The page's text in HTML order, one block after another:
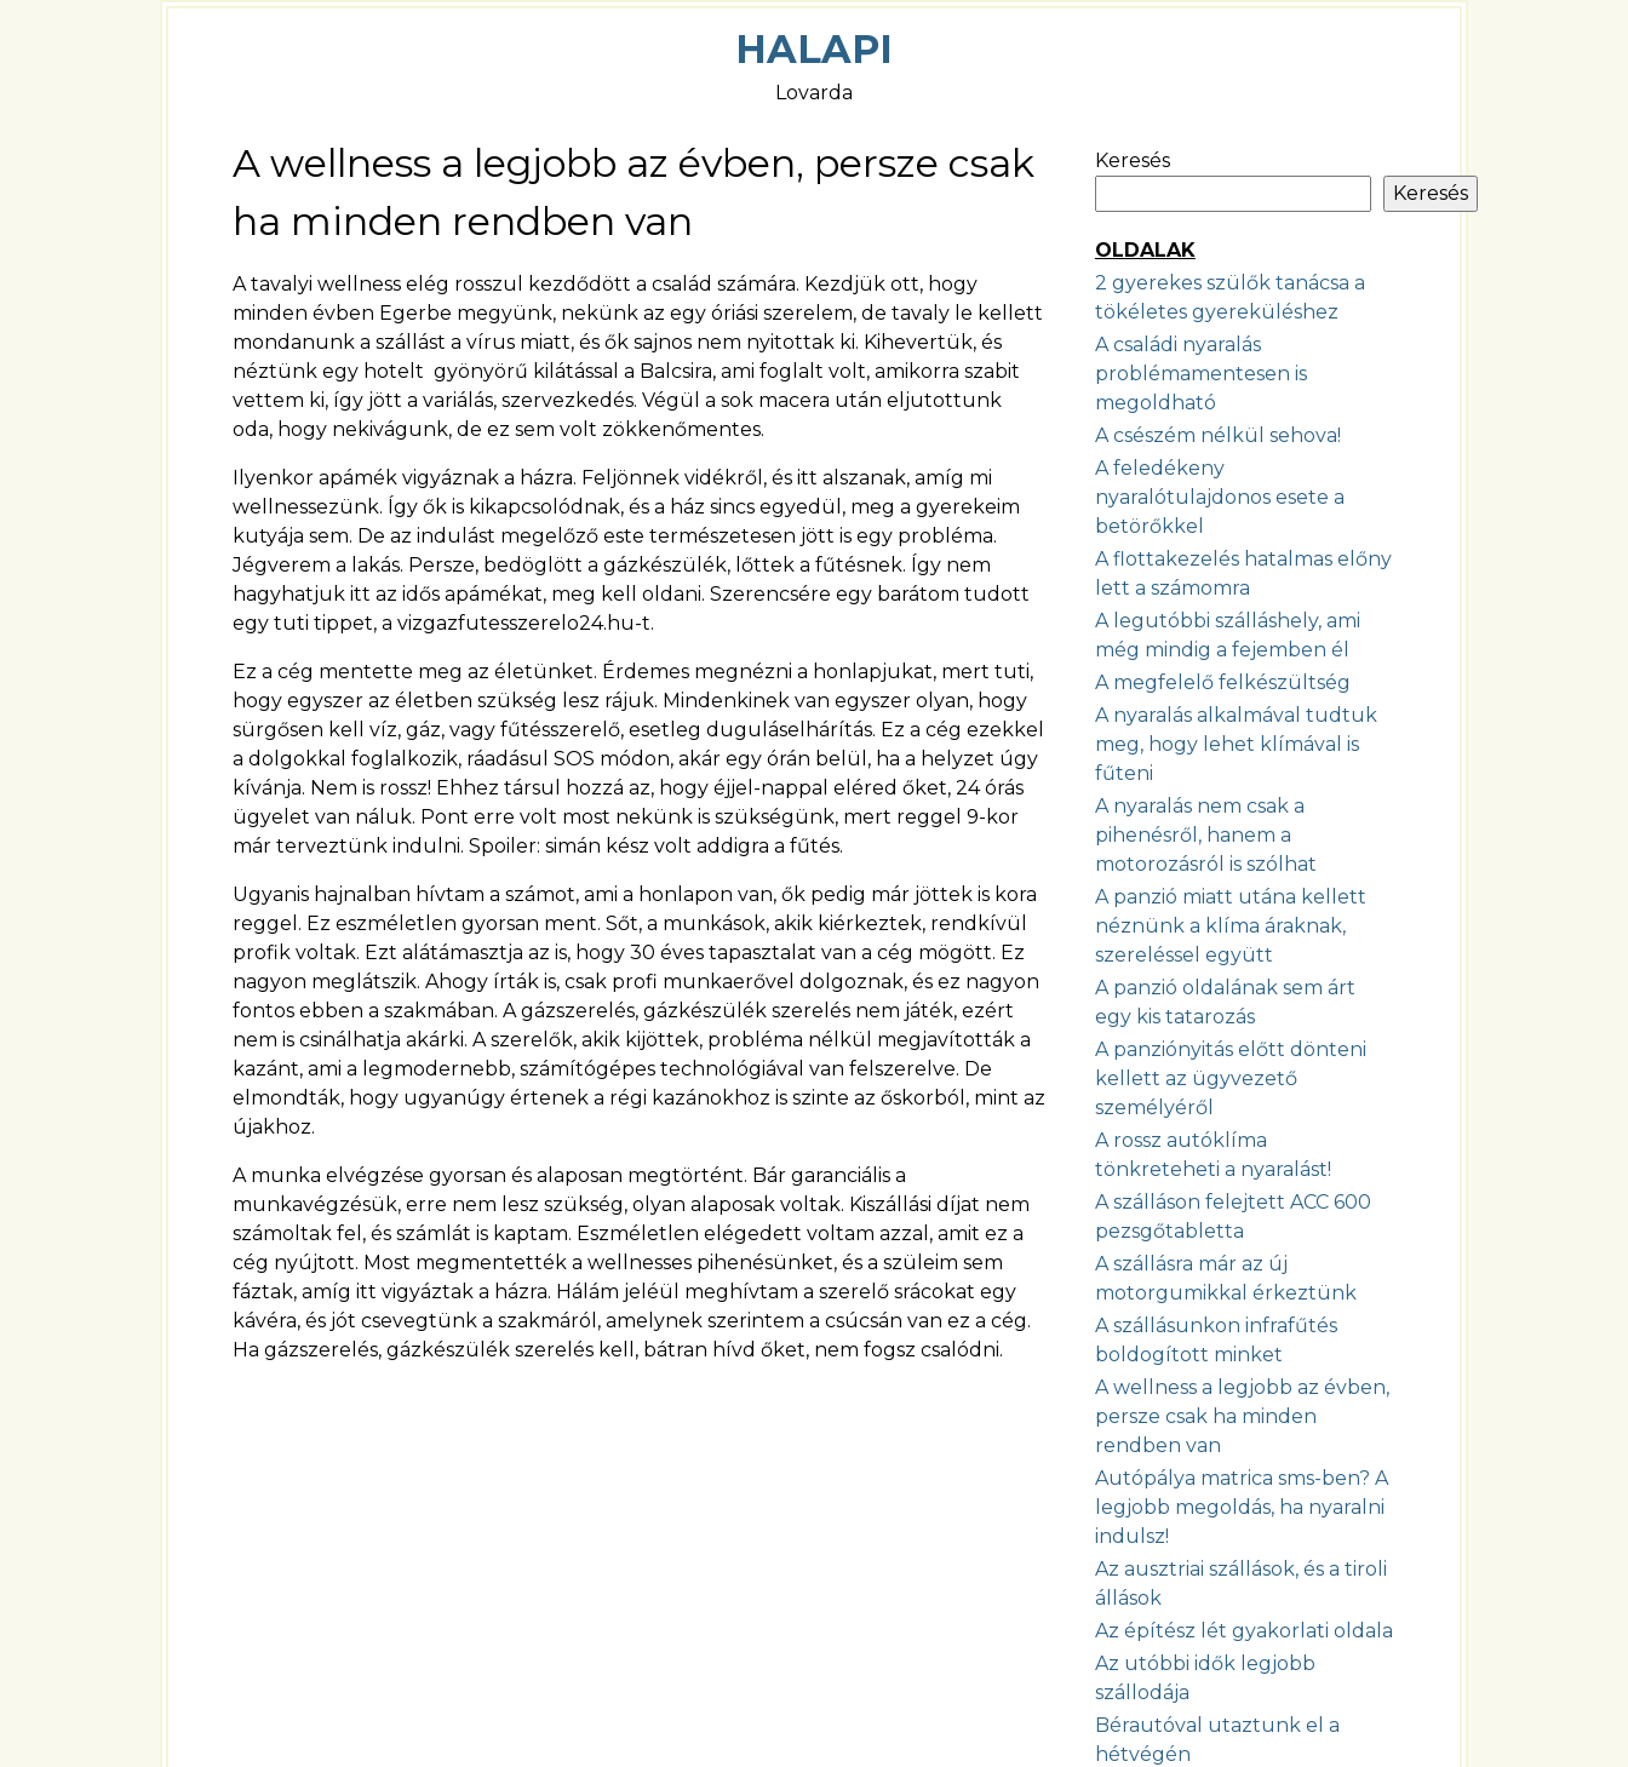
HALAPI
Lovarda
A wellness a legjobb az évben, persze csak
ha minden rendben van
A tavalyi wellness elég rosszul kezdődött a család számára. Kezdjük ott, hogy
minden évben Egerbe megyünk, nekünk az egy óriási szerelem, de tavaly le kellett
mondanunk a szállást a vírus miatt, és ők sajnos nem nyitottak ki. Kihevertük, és
néztünk egy hotelt gyönyörű kilátással a Balcsira, ami foglalt volt, amikorra szabit
vettem ki, így jött a variálás, szervezkedés. Végül a sok macera után eljutottunk
oda, hogy nekivágunk, de ez sem volt zökkenőmentes.
Ilyenkor apámék vigyáznak a házra. Feljönnek vidékről, és itt alszanak, amíg mi
wellnessezünk. Így ők is kikapcsolódnak, és a ház sincs egyedül, meg a gyerekeim
kutyája sem. De az indulást megelőző este természetesen jött is egy probléma.
Jégverem a lakás. Persze, bedöglött a gázkészülék, lőttek a fűtésnek. Így nem
hagyhatjuk itt az idős apámékat, meg kell oldani. Szerencsére egy barátom tudott
egy tuti tippet, a vizgazfutesszerelo24.hu-t.
Ez a cég mentette meg az életünket. Érdemes megnézni a honlapjukat, mert tuti,
hogy egyszer az életben szükség lesz rájuk. Mindenkinek van egyszer olyan, hogy
sürgősen kell víz, gáz, vagy fűtésszerelő, esetleg duguláselhárítás. Ez a cég ezekkel
a dolgokkal foglalkozik, ráadásul SOS módon, akár egy órán belül, ha a helyzet úgy
kívánja. Nem is rossz! Ehhez társul hozzá az, hogy éjjel-nappal eléred őket, 24 órás
ügyelet van náluk. Pont erre volt most nekünk is szükségünk, mert reggel 9-kor
már terveztünk indulni. Spoiler: simán kész volt addigra a fűtés.
Ugyanis hajnalban hívtam a számot, ami a honlapon van, ők pedig már jöttek is kora
reggel. Ez eszméletlen gyorsan ment. Sőt, a munkások, akik kiérkeztek, rendkívül
profik voltak. Ezt alátámasztja az is, hogy 30 éves tapasztalat van a cég mögött. Ez
nagyon meglátszik. Ahogy írták is, csak profi munkaerővel dolgoznak, és ez nagyon
fontos ebben a szakmában. A gázszerelés, gázkészülék szerelés nem játék, ezért
nem is csinálhatja akárki. A szerelők, akik kijöttek, probléma nélkül megjavították a
kazánt, ami a legmodernebb, számítógépes technológiával van felszerelve. De
elmondták, hogy ugyanúgy értenek a régi kazánokhoz is szinte az őskorból, mint az
újakhoz.
A munka elvégzése gyorsan és alaposan megtörtént. Bár garanciális a
munkavégzésük, erre nem lesz szükség, olyan alaposak voltak. Kiszállási díjat nem
számoltak fel, és számlát is kaptam. Eszméletlen elégedett voltam azzal, amit ez a
cég nyújtott. Most megmentették a wellnesses pihenésünket, és a szüleim sem
fáztak, amíg itt vigyáztak a házra. Hálám jeléül meghívtam a szerelő srácokat egy
kávéra, és jót csevegtünk a szakmáról, amelynek szerintem a csúcsán van ez a cég.
Ha gázszerelés, gázkészülék szerelés kell, bátran hívd őket, nem fogsz csalódni.
Keresés
Keresés
OLDALAK
2 gyerekes szülők tanácsa a
tökéletes gyereküléshez
A családi nyaralás
problémamentesen is
megoldható
A csészém nélkül sehova!
A feledékeny
nyaralótulajdonos esete a
betörőkkel
A flottakezelés hatalmas előny
lett a számomra
A legutóbbi szálláshely, ami
még mindig a fejemben él
A megfelelő felkészültség
A nyaralás alkalmával tudtuk
meg, hogy lehet klímával is
fűteni
A nyaralás nem csak a
pihenésről, hanem a
motorozásról is szólhat
A panzió miatt utána kellett
néznünk a klíma áraknak,
szereléssel együtt
A panzió oldalának sem árt
egy kis tatarozás
A panziónyitás előtt dönteni
kellett az ügyvezető
személyéről
A rossz autóklíma
tönkreteheti a nyaralást!
A szálláson felejtett ACC 600
pezsgőtabletta
A szállásra már az új
motorgumikkal érkeztünk
A szállásunkon infrafűtés
boldogított minket
A wellness a legjobb az évben,
persze csak ha minden
rendben van
Autópálya matrica sms-ben? A
legjobb megoldás, ha nyaralni
indulsz!
Az ausztriai szállások, és a tiroli
állások
Az építész lét gyakorlati oldala
Az utóbbi idők legjobb
szállodája
Bérautóval utaztunk el a
hétvégén